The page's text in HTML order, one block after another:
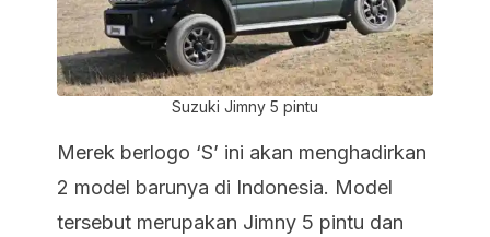
Suzuki Jimny 5 pintu
Merek berlogo ‘S’ ini akan menghadirkan
2 model barunya di Indonesia. Model
tersebut merupakan Jimny 5 pintu dan